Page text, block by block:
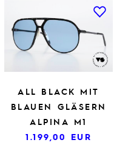
ALL BLACK MIT
BLAUEN GLÄSERN
ALPINA M1
1.199,00 EUR